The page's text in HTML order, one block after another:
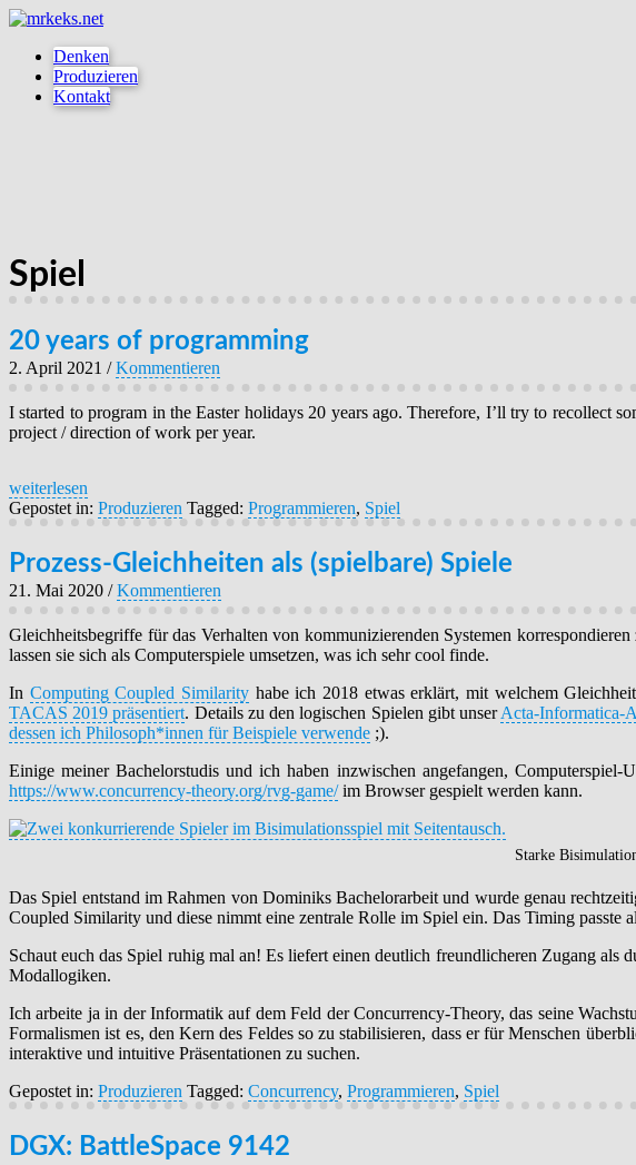
Denken
Produzieren
Kontakt
Spiel
20 years of programming
2. April 2021 /Kommentieren
I started to program in the Easter holidays 20 years ago. Therefore, I’ll try to recollect
project / direction of work per year.
weiterlesen
Gepostet in: Produzieren Tagged: Programmieren, Spiel
Prozess-Gleichheiten als (spielbare) Spiele
21. Mai 2020 /Kommentieren
Gleichheitsbegriffe für das Verhalten von kommunizierenden Systemen korrespondieren
lassen sie sich als Computerspiele umsetzen, was ich sehr cool finde.
In Computing Coupled Similarityhabe ich 2018 etwas erklärt, mit welchem
TACAS 2019 präsentiert. Details zu den logischen Spielen gibt unserActa-Informatica-
dessen ich Philosoph*innen für Beispiele verwende ;).
Einige meiner Bachelorstudis und ich haben inzwischen angefangen,
https://www.concurrency-theory.org/rvg-game/im Browser gespielt werden kann.
Starke
Das Spiel entstand im Rahmen von Dominiks Bachelorarbeit und wurde genau
Coupled Similarity und diese nimmt eine zentrale Rolle im Spiel ein. Das Timing passte
Schaut euch das Spiel ruhig mal an! Es liefert einen deutlich freundlicheren Zugang
Modallogiken.
Ich arbeite ja in der Informatik auf dem Feld der Concurrency-Theory, das seine
Formalismen ist es, den Kern des Feldes so zu stabilisieren, dass er für Menschen
interaktive und intuitive Präsentationen zu suchen.
Gepostet in: Produzieren Tagged: Concurrency, Programmieren, Spiel
DGX: BattleSpace 9142